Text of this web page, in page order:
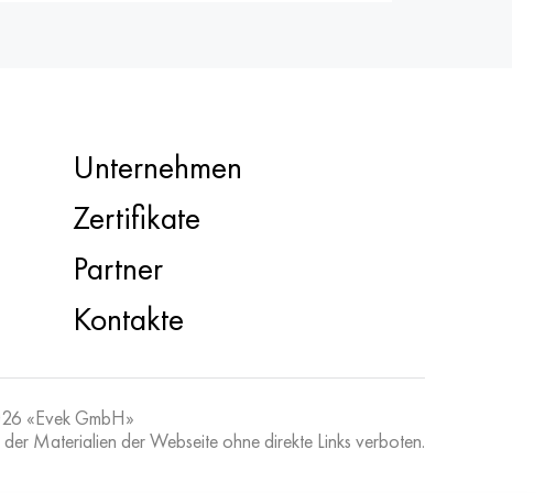
Unternehmen
Zertifikate
Partner
Kontakte
«Evek GmbH»
Materialien der Webseite ohne direkte Links verboten.